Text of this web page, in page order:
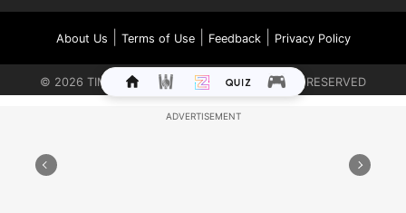
About Us Terms of Use| Feedback| Privacy Policy
© 2026 TIMES INTERNET LIMITED. ALL RIGHTS RESERVED